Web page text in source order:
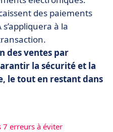
des paiements
à la
des ventes par
la sécurité et la
le tout en restant dans
7 erreurs à éviter